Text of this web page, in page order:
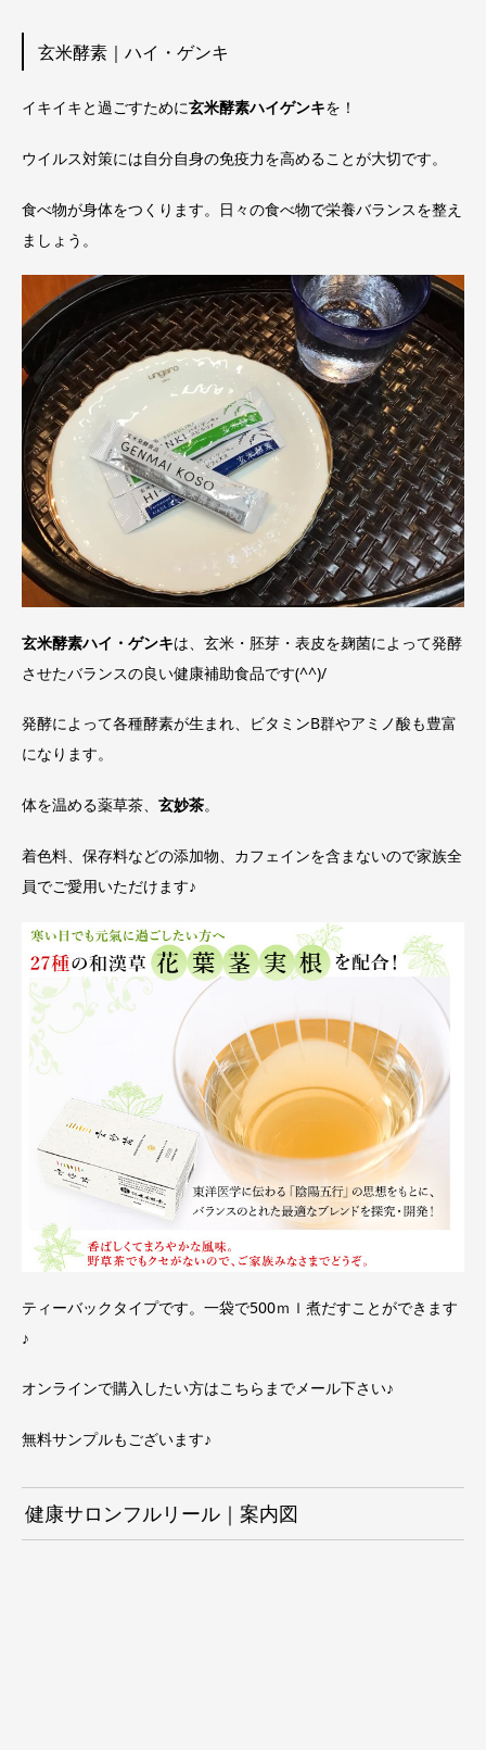
玄米酵素｜ハイ・ゲンキ
イキイキと過ごすために玄米酵素ハイゲンキを！
ウイルス対策には自分自身の免疫力を高めることが大切です。
食べ物が身体をつくります。日々の食べ物で栄養バランスを整え
ましょう。
玄米酵素ハイ・ゲンキは、玄米・胚芽・表皮を麹菌によって発酵
させたバランスの良い健康補助食品です(^^)/
発酵によって各種酵素が生まれ、ビタミンB群やアミノ酸も豊富
になります。
体を温める薬草茶、 玄妙茶。
着色料、保存料などの添加物、カフェインを含まないので家族全
員でご愛用いただけます♪
ティーバックタイプです。一袋で500ｍｌ煮だすことができます
♪
オンラインで購入したい方はこちらまでメール下さい♪
無料サンプルもございます♪
健康サロンフルリール｜案内図